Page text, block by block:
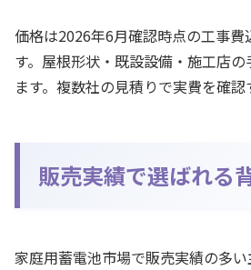
価格は2026年6月確認時点の工事費
す。屋根形状・既設設備・施工店
ます。複数社の見積りで実費を確認
販売実績で選ばれる
家庭用蓄電池市場で販売実績の多